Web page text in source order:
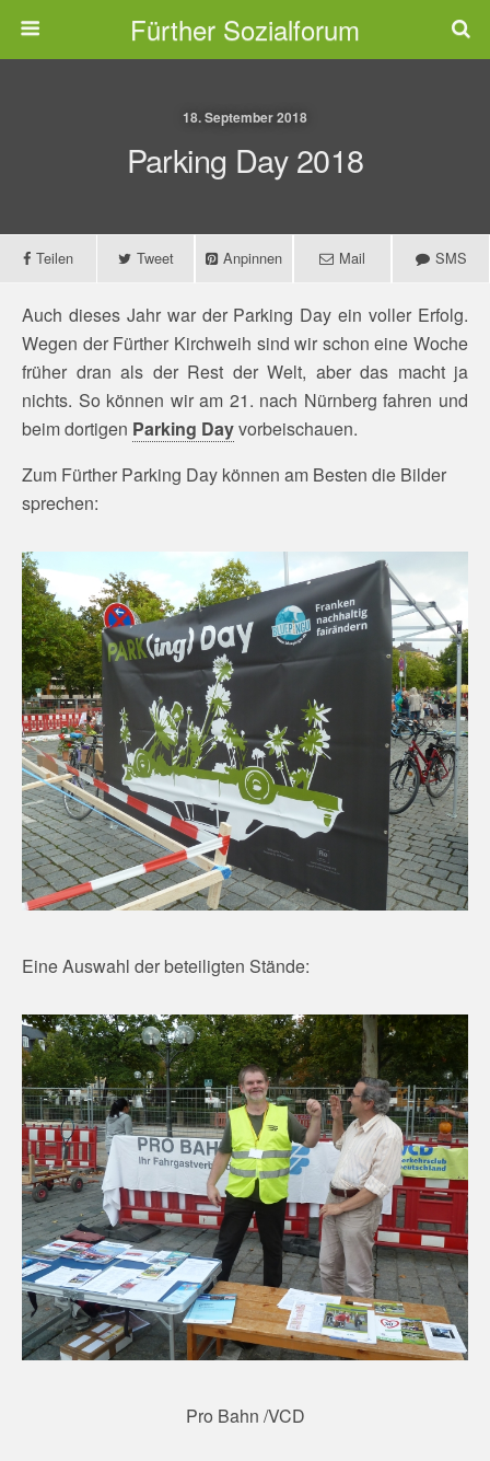
Fürther Sozialforum
18. September 2018
Parking Day 2018
Teilen Tweet Anpinnen Mail SMS
Auch dieses Jahr war der Parking Day ein voller Erfolg.
Wegen der Fürther Kirchweih sind wir schon eine Woche
früher dran als der Rest der Welt, aber das macht ja
nichts. So können wir am 21. nach Nürnberg fahren und
beim dortigen Parking Dayvorbeischauen.
Zum Fürther Parking Day können am Besten die Bilder
sprechen:
Eine Auswahl der beteiligten Stände:
Pro Bahn /VCD